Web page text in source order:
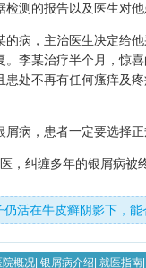
检测的报告以及医生对
的病，主治医生决定给
。李某治疗半个月，惊
患处不再有任何瘙痒及
屑病，患者一定要选择
，纠缠多年的银屑病被
仍活在牛皮癣阴影下，能
院概况 银屑病介绍 就医指南